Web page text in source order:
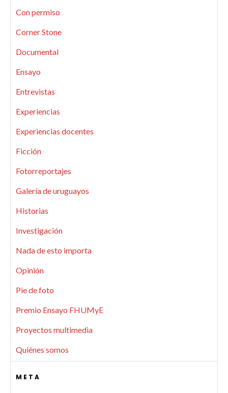
Con permiso
Corner Stone
Documental
Ensayo
Entrevistas
Experiencias
Experiencias docentes
Ficción
Fotorreportajes
Galería de uruguayos
Historias
Investigación
Nada de esto importa
Opinión
Pie de foto
Premio Ensayo FHUMyE
Proyectos multimedia
Quiénes somos
META